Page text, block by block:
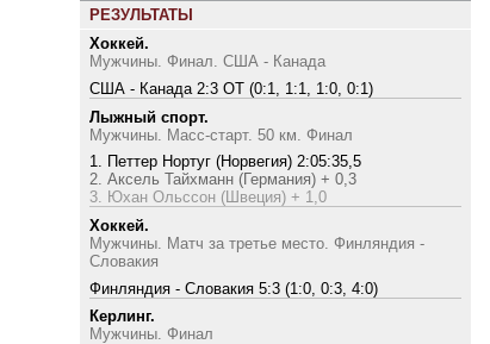
РЕЗУЛЬТАТЫ
Хоккей.
Мужчины. Финал. США - Канада
США - Канада 2:3 ОТ (0:1, 1:1, 1:0, 0:1)
Лыжный спорт.
Мужчины. Масс-старт. 50 км. Финал
1. Петтер Нортуг (Норвегия) 2:05:35,5
2. Аксель Тайхманн (Германия) + 0,3
3. Юхан Ольссон (Швеция) + 1,0
Хоккей.
Мужчины. Матч за третье место. Финляндия -
Словакия
Финляндия - Словакия 5:3 (1:0, 0:3, 4:0)
Керлинг.
Мужчины. Финал